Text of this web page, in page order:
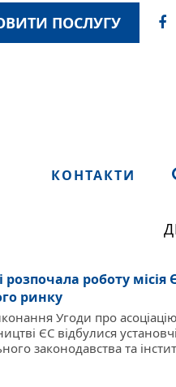
ПОСЛУГУ
КОНТАКТИ
розпочала роботу місія
ринку
Угоди про
ЄС відбулися
законодавства та